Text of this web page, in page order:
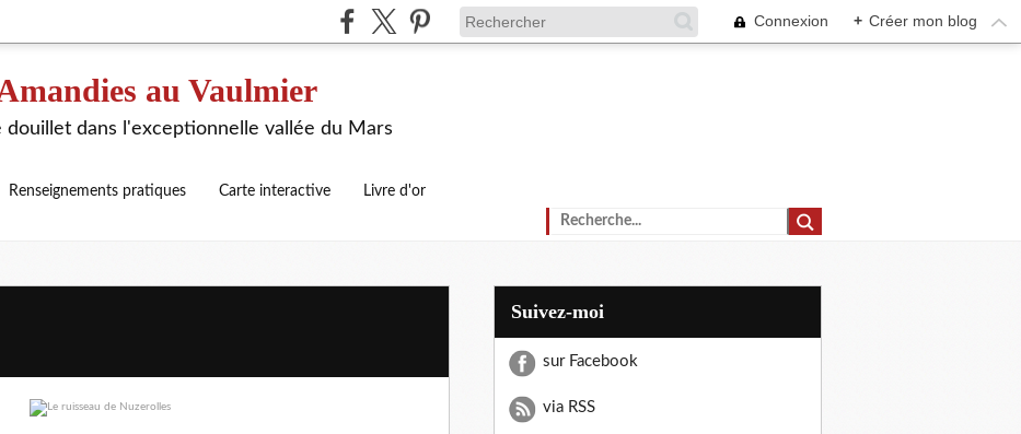
Connexion + Créer mon blog
au Vaulmier
douillet dans l'exceptionnelle vallée du Mars
Renseignements pratiques Carte interactive Livre d'or
Suivez-moi
sur Facebook
via RSS